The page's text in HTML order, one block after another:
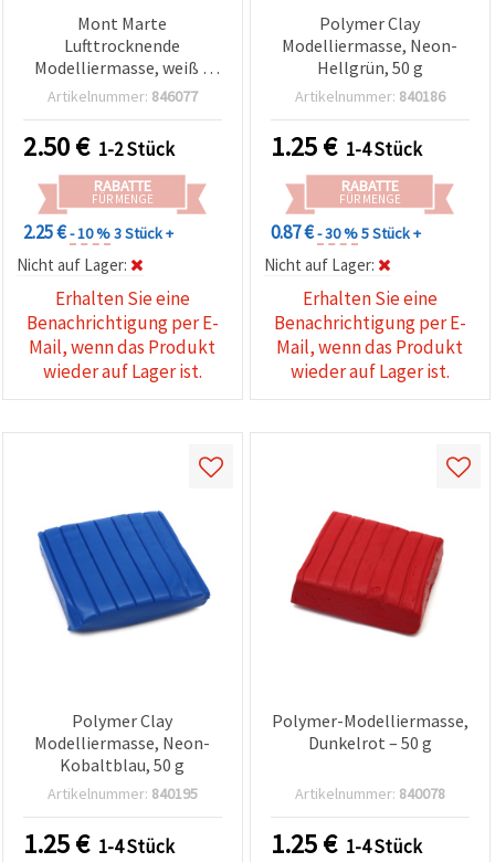
Mont Marte
Lufttrocknende
Modelliermasse, weiß –
250 g
Artikelnummer: 846077
2.50€ 1-2 Stück
RABATTE
FÜR MENGE
2.25 €- 10 %3 Stück +
Nicht auf Lager:
Erhalten Sie eine
Benachrichtigung per E-
Mail, wenn das Produkt
wieder auf Lager ist.
Polymer Clay
Modelliermasse, Neon-
Hellgrün, 50 g
Artikelnummer: 840186
1.25€ 1-4 Stück
RABATTE
FÜR MENGE
0.87 €- 30 %5 Stück +
Nicht auf Lager:
Erhalten Sie eine
Benachrichtigung per E-
Mail, wenn das Produkt
wieder auf Lager ist.
Polymer Clay
Modelliermasse, Neon-
Kobaltblau, 50 g
Artikelnummer: 840195
1.25€ 1-4 Stück
Polymer-Modelliermasse,
Dunkelrot – 50 g
Artikelnummer: 840078
1.25€ 1-4 Stück